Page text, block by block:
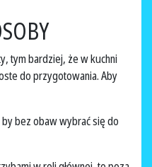
tym bardziej, że w kuchni
do przygotowania. Aby
bez obaw wybrać się do